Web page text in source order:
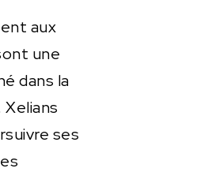
aux
une
dans la
ses